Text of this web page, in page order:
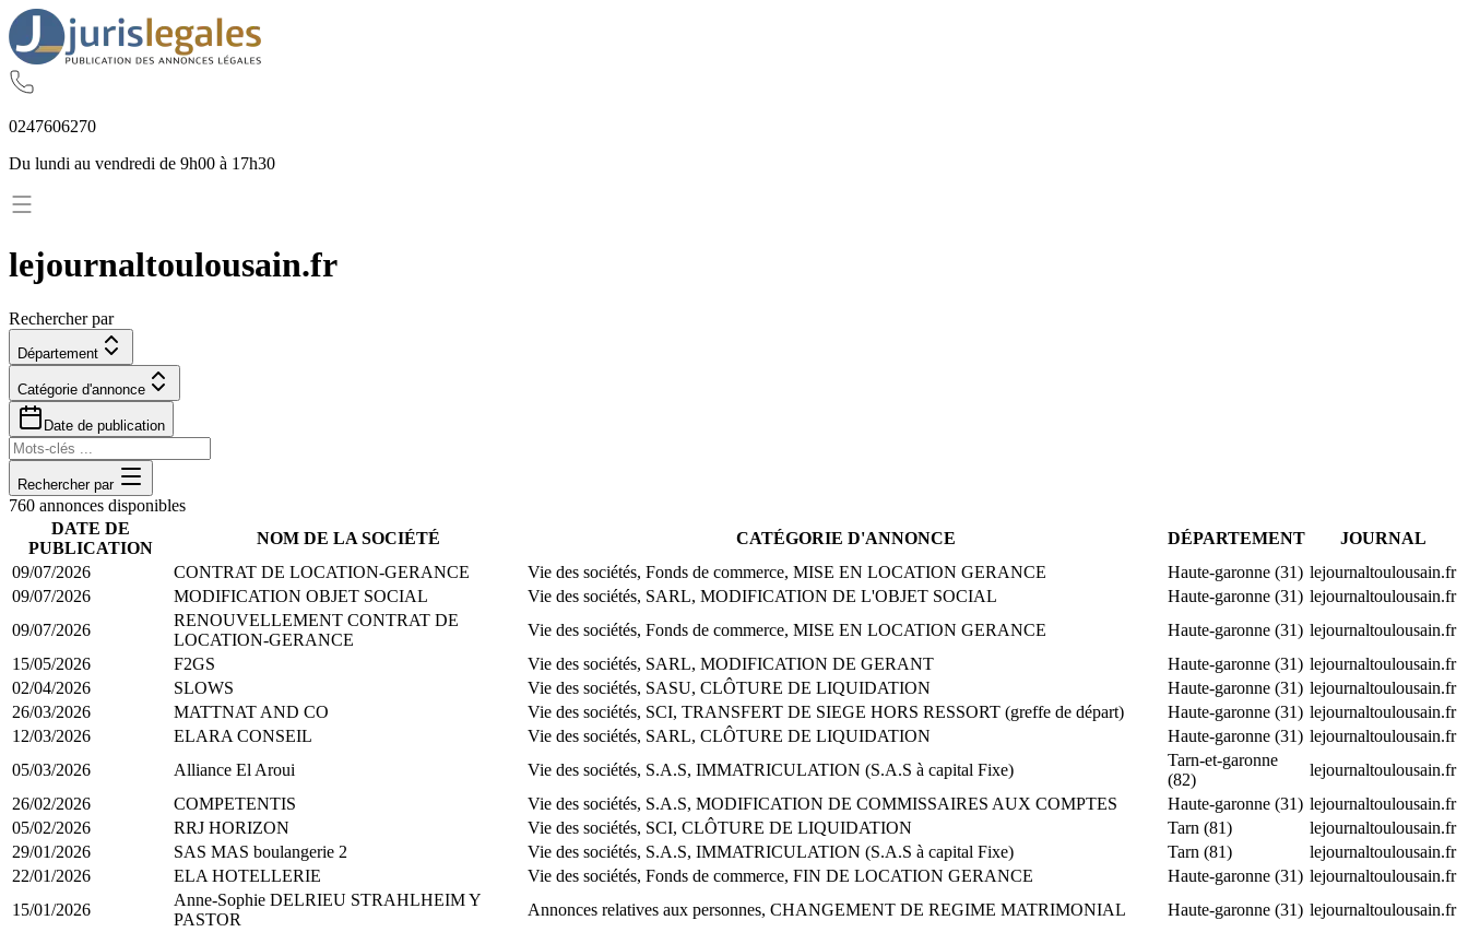
0247606270
Du lundi au vendredi de 9h00 à 17h30
lejournaltoulousain.fr
Rechercher par
Département
Catégorie d'annonce
Date de publication
Rechercher par
760 annonces disponibles
DATE DE
PUBLICATION
NOM DE LA SOCIÉTÉ CATÉGORIE D'ANNONCE DÉPARTEMENT
JOURNAL
09/07/2026
CONTRAT DE LOCATION-GERANCE Vie des sociétés, Fonds de commerce, MISE EN LOCATION GERANCE Haute-garonne (31) lejournaltoulousain.fr
09/07/2026
MODIFICATION OBJET SOCIAL Vie des sociétés, SARL, MODIFICATION DE L'OBJET SOCIAL Haute-garonne (31) lejournaltoulousain.fr
09/07/2026
RENOUVELLEMENT CONTRAT DE
LOCATION-GERANCE
Vie des sociétés, Fonds de commerce, MISE EN LOCATION GERANCE Haute-garonne (31) lejournaltoulousain.fr
15/05/2026
F2GS Vie des sociétés, SARL, MODIFICATION DE GERANT Haute-garonne (31) lejournaltoulousain.fr
02/04/2026
SLOWS Vie des sociétés, SASU, CLÔTURE DE LIQUIDATION Haute-garonne (31) lejournaltoulousain.fr
26/03/2026
MATTNAT AND CO Vie des sociétés, SCI, TRANSFERT DE SIEGE HORS RESSORT (greffe de départ) Haute-garonne (31) lejournaltoulousain.fr
12/03/2026
ELARA CONSEIL Vie des sociétés, SARL, CLÔTURE DE LIQUIDATION Haute-garonne (31) lejournaltoulousain.fr
05/03/2026
Alliance El Aroui Vie des sociétés, S.A.S, IMMATRICULATION (S.A.S à capital Fixe)
Tarn-et-garonne
(82)
lejournaltoulousain.fr
26/02/2026
COMPETENTIS Vie des sociétés, S.A.S, MODIFICATION DE COMMISSAIRES AUX COMPTES Haute-garonne (31) lejournaltoulousain.fr
05/02/2026
RRJ HORIZON Vie des sociétés, SCI, CLÔTURE DE LIQUIDATION Tarn (81)
lejournaltoulousain.fr
29/01/2026
SAS MAS boulangerie 2 Vie des sociétés, S.A.S, IMMATRICULATION (S.A.S à capital Fixe) Tarn (81)
lejournaltoulousain.fr
22/01/2026
ELA HOTELLERIE Vie des sociétés, Fonds de commerce, FIN DE LOCATION GERANCE Haute-garonne (31) lejournaltoulousain.fr
15/01/2026
Anne-Sophie DELRIEU STRAHLHEIM Y
PASTOR
Annonces relatives aux personnes, CHANGEMENT DE REGIME MATRIMONIAL Haute-garonne (31) lejournaltoulousain.fr